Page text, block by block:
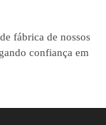
fábrica de nossos
confiança em